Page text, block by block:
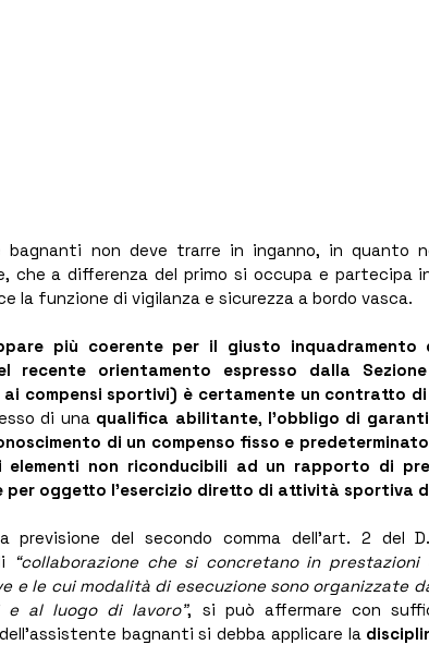
non deve trarre in inganno, in quanto
che a differenza del primo si occupa e partecipa
la funzione di vigilanza e sicurezza a bordo vasca.
più coerente per il giusto inquadramento
recente orientamento espresso dalla
ai compensi sportivi) è certamente un contratto
di una qualifica abilitante, l’obbligo di
di un compenso fisso e
elementi non riconducibili ad un rapporto di
per oggetto l’esercizio diretto di attività sportiva
previsione del secondo comma dell’art. 2 del
“collaborazione che si concretano in
e le cui modalità di esecuzione sono organizzate
al luogo di lavoro”, si può affermare con
bagnanti si debba applicare la